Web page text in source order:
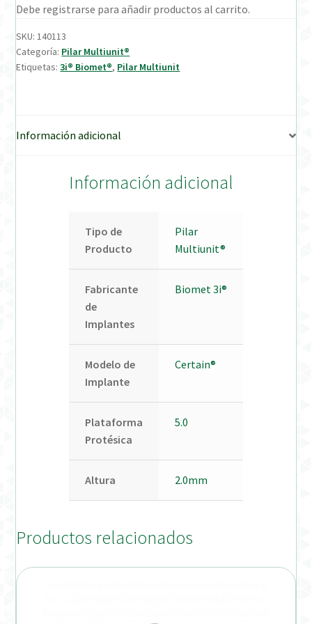
Verification Required
Welcome to DELTA Abutments | Tienda Online!
Debe registrarse para añadir productos al carrito.
SKU:140113
Categoría: Pilar Multiunit®
Etiquetas:3i® Biomet®, Pilar Multiunit
Información adicional
Información adicional
Tipo de
Producto
Pilar
Multiunit®
Fabricante
de
Implantes
Biomet 3i®
Modelo de
Implante
Certain®
Plataforma
Protésica
5.0
Altura 2.0mm
Productos relacionados